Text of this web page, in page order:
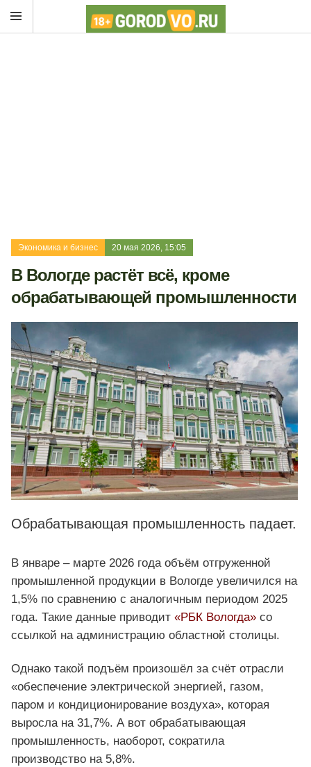
Экономика и бизнес 20 мая 2026, 15:05
В Вологде растёт всё, кроме
обрабатывающей промышленности
Обрабатывающая промышленность падает.
В январе – марте 2026 года объём отгруженной
промышленной продукции в Вологде увеличился на
1,5% по сравнению с аналогичным периодом 2025
года. Такие данные приводит «РБК Вологда» со
ссылкой на администрацию областной столицы.
Однако такой подъём произошёл за счёт отрасли
«обеспечение электрической энергией, газом,
паром и кондиционирование воздуха», которая
выросла на 31,7%. А вот обрабатывающая
промышленность, наоборот, сократила
производство на 5,8%.